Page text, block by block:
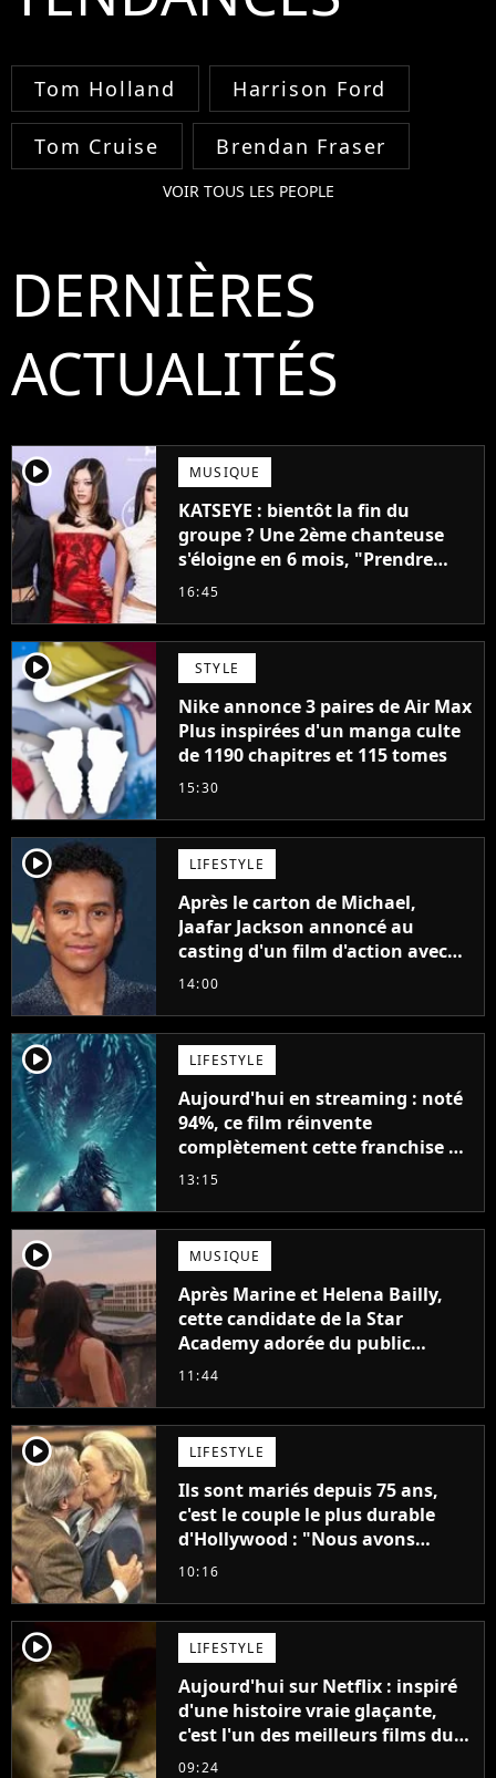
Tom Holland Harrison Ford
Tom Cruise Brendan Fraser
VOIR TOUS LES PEOPLE
DERNIÈRES
ACTUALITÉS
player2 MUSIQUE
KATSEYE : bientôt la fin du
groupe ? Une 2ème chanteuse
s'éloigne en 6 mois, "Prendre
cette décision n’a pas été facile"
16:45
player2 STYLE
Nike annonce 3 paires de Air Max
Plus inspirées d'un manga culte
de 1190 chapitres et 115 tomes
15:30
player2 LIFESTYLE
Après le carton de Michael,
Jaafar Jackson annoncé au
casting d'un film d'action avec
Will Smith
14:00
player2 LIFESTYLE
Aujourd'hui en streaming : noté
94%, ce film réinvente
complètement cette franchise de
science-fiction vieille de 40 ans
13:15
player2 MUSIQUE
Après Marine et Helena Bailly,
cette candidate de la Star
Academy adorée du public
annonce son premier album,
11:44
player2 LIFESTYLE
Ils sont mariés depuis 75 ans,
c'est le couple le plus durable
d'Hollywood : "Nous avons
avancé jour après jour, et les
décennies"
10:16
player2 LIFESTYLE
Aujourd'hui sur Netflix : inspiré
d'une histoire vraie glaçante,
c'est l'un des meilleurs films du
21ème siècle
09:24